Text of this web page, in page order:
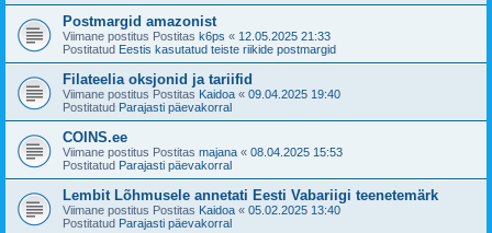
Postmargid amazonist
Viimane postitus Postitas k6ps « 12.05.2025 21:33
Postitatud Eestis kasutatud teiste riikide postmargid
Filateelia oksjonid ja tariifid
Viimane postitus Postitas Kaidoa « 09.04.2025 19:40
Postitatud Parajasti päevakorral
COINS.ee
Viimane postitus Postitas majana « 08.04.2025 15:53
Postitatud Parajasti päevakorral
Lembit Lõhmusele annetati Eesti Vabariigi teenetemärk
Viimane postitus Postitas Kaidoa « 05.02.2025 13:40
Postitatud Parajasti päevakorral